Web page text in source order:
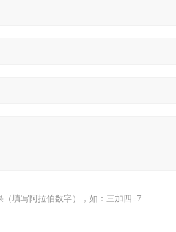
（填写阿拉伯数字），如：三加四=7